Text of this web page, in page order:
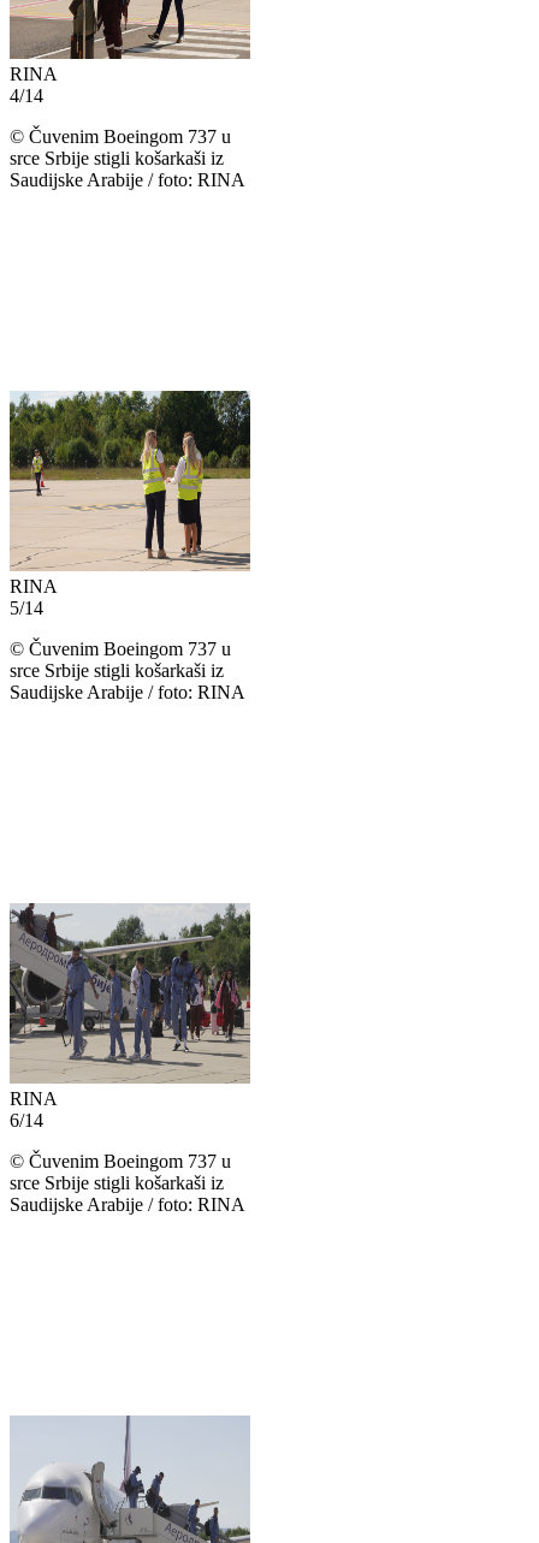
RINA
4/14
© Čuvenim Boeingom 737 u
srce Srbije stigli košarkaši iz
Saudijske Arabije / foto: RINA
RINA
5/14
© Čuvenim Boeingom 737 u
srce Srbije stigli košarkaši iz
Saudijske Arabije / foto: RINA
RINA
6/14
© Čuvenim Boeingom 737 u
srce Srbije stigli košarkaši iz
Saudijske Arabije / foto: RINA